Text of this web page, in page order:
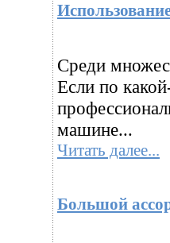
Среди
Если по
машине...
Читать далее...
Большой